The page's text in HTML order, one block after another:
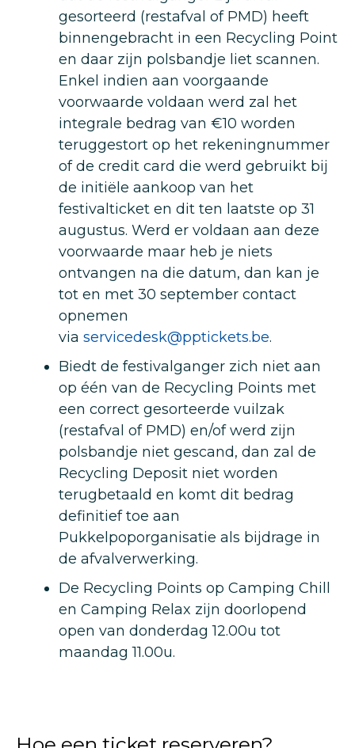
gesorteerd (restafval of PMD) heeft
binnengebracht in een Recycling Point
en daar zijn polsbandje liet scannen.
Enkel indien aan voorgaande
voorwaarde voldaan werd zal het
integrale bedrag van €10 worden
teruggestort op het rekeningnummer
of de credit card die werd gebruikt bij
de initiële aankoop van het
festivalticket en dit ten laatste op 31
augustus. Werd er voldaan aan deze
voorwaarde maar heb je niets
ontvangen na die datum, dan kan je
tot en met 30 september contact
opnemen
via servicedesk@pptickets.be.
Biedt de festivalganger zich niet aan
op één van de Recycling Points met
een correct gesorteerde vuilzak
(restafval of PMD) en/of werd zijn
polsbandje niet gescand, dan zal de
Recycling Deposit niet worden
terugbetaald en komt dit bedrag
definitief toe aan
Pukkelpoporganisatie als bijdrage in
de afvalverwerking.
De Recycling Points op Camping Chill
en Camping Relax zijn doorlopend
open van donderdag 12.00u tot
maandag 11.00u.